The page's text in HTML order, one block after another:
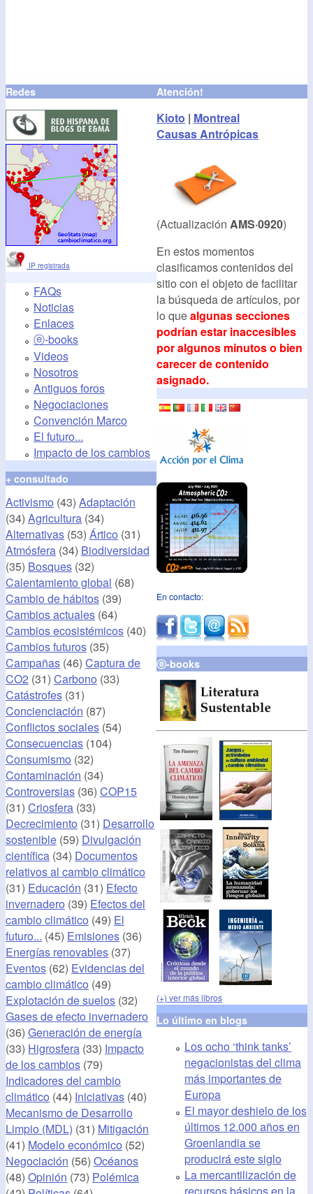
Redes
IP registrada
FAQs
Noticias
Enlaces
ⓔ-books
Videos
Nosotros
Antiguos foros
Negociaciones
Convención Marco
El futuro...
Impacto de los cambios
+ consultado
Activismo (43) Adaptación
(34) Agricultura (34)
Alternativas (53) Ártico (31)
Atmósfera (34) Biodiversidad
(35) Bosques (32)
Calentamiento global (68)
Cambio de hábitos (39)
Cambios actuales (64)
Cambios ecosistémicos (40)
Cambios futuros (35)
Campañas (46) Captura de
CO2 (31) Carbono (33)
Catástrofes (31)
Concienciación (87)
Conflictos sociales (54)
Consecuencias (104)
Consumismo (32)
Contaminación (34)
Controversias (36) COP15
(31) Criosfera (33)
Decrecimiento (31) Desarrollo
sostenible (59) Divulgación
científica (34) Documentos
relativos al cambio climático
(31) Educación (31) Efecto
invernadero (39) Efectos del
cambio climático (49) El
futuro... (45) Emisiones (36)
Energías renovables (37)
Eventos (62) Evidencias del
cambio climático (49)
Explotación de suelos (32)
Gases de efecto invernadero
(36) Generación de energía
(33) Higrosfera (33) Impacto
de los cambios (79)
Indicadores del cambio
climático (44) Iniciativas (40)
Mecanismo de Desarrollo
Limpio (MDL) (31) Mitigación
(41) Modelo económico (52)
Negociación (56) Océanos
(48) Opinión (73) Polémica
Atención!
Kioto | Montreal
Causas Antrópicas
(Actualización AMS·0920)
En estos momentos
clasificamos contenidos del
sitio con el objeto de facilitar
la búsqueda de artículos, por
lo quealgunas secciones
podrían estar inaccesibles
por algunos minutos o bien
carecer de contenido
asignado.
En contacto:
ⓔ-books
(+) ver más libros
Lo último en blogs
Los ocho ‘think tanks’
negacionistas del clima
más importantes de
Europa
El mayor deshielo de los
últimos 12.000 años en
Groenlandia se
producirá este siglo
La mercantilización de